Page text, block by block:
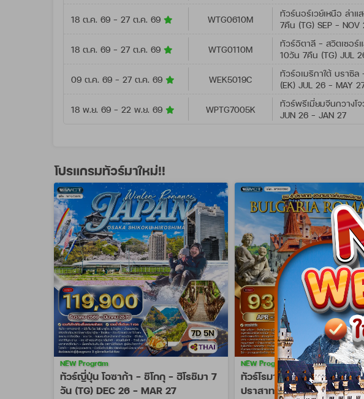
18 ต.ค. 69 - 27 ต.ค. 69 WTG0610M
ทัวร์นอร์เวย์เหนือ ล่าแ
7คืน (TG) SEP - NOV
18 ต.ค. 69 - 27 ต.ค. 69 WTG0110M
ทัวร์อิตาลี - สวิตเซอร์
10วัน 7คืน (TG) JUL
09 ต.ค. 69 - 27 ต.ค. 69 WEK5019C
ทัวร์อเมริกาใต้ บราซิ
(EK) JUL 26 - MAY
18 พ.ย. 69 - 22 พ.ย. 69 WPTG7005K
ทัวร์พรีเมี่ยมจีนกวางโ
JUN 26 - JAN 27
โปรแกรมทัวร์มาใหม่!!
ทัวร์ญี่ปุ่น โอซาก้า - ชิโกกุ - ฮิโรชิมา 7
วัน (TG) DEC 26 - MAR 27
NEW Program
ทัวร์โรมาเนีย - บัลแกเรีย ชม
ปราสาท สุดงดงาม 9 วัน
NEW Program